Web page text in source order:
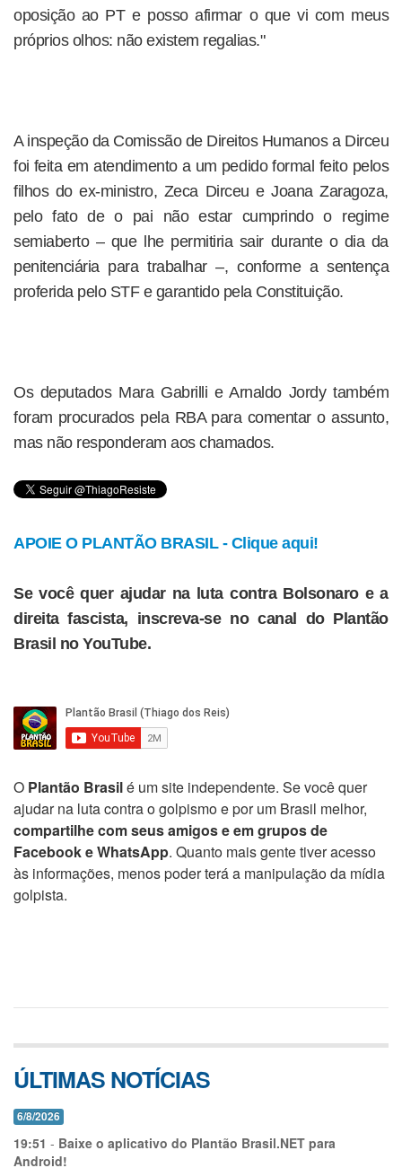
oposição ao PT e posso afirmar o que vi com meus
próprios olhos: não existem regalias."
A inspeção da Comissão de Direitos Humanos a Dirceu
foi feita em atendimento a um pedido formal feito pelos
filhos do ex-ministro, Zeca Dirceu e Joana Zaragoza,
pelo fato de o pai não estar cumprindo o regime
semiaberto – que lhe permitiria sair durante o dia da
penitenciária para trabalhar –, conforme a sentença
proferida pelo STF e garantido pela Constituição.
Os deputados Mara Gabrilli e Arnaldo Jordy também
foram procurados pela RBA para comentar o assunto,
mas não responderam aos chamados.
APOIE O PLANTÃO BRASIL - Clique aqui!
Se você quer ajudar na luta contra Bolsonaro e a
direita fascista, inscreva-se no canal do Plantão
Brasil no YouTube.
O Plantão Brasilé um site independente. Se você quer
ajudar na luta contra o golpismo e por um Brasil melhor,
compartilhe com seus amigos e em grupos de
Facebook e WhatsApp. Quanto mais gente tiver acesso
às informações, menos poder terá a manipulação da mídia
golpista.
ÚLTIMAS NOTÍCIAS
6/8/2026
19:51 - Baixe o aplicativo do Plantão Brasil.NET para
Android!